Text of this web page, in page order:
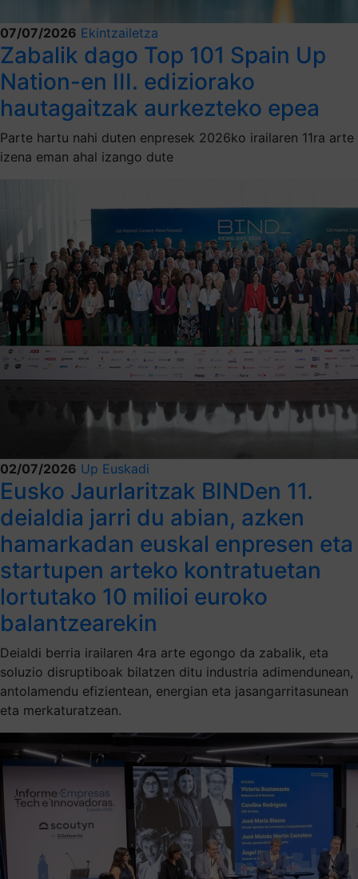
07/07/2026 Ekintzailetza
Zabalik dago Top 101 Spain Up
Nation-en III. ediziorako
hautagaitzak aurkezteko epea
Parte hartu nahi duten enpresek 2026ko irailaren 11ra arte
izena eman ahal izango dute
02/07/2026 Up Euskadi
Eusko Jaurlaritzak BINDen 11.
deialdia jarri du abian, azken
hamarkadan euskal enpresen eta
startupen arteko kontratuetan
lortutako 10 milioi euroko
balantzearekin
Deialdi berria irailaren 4ra arte egongo da zabalik, eta
soluzio disruptiboak bilatzen ditu industria adimendunean,
antolamendu efizientean, energian eta jasangarritasunean
eta merkaturatzean.